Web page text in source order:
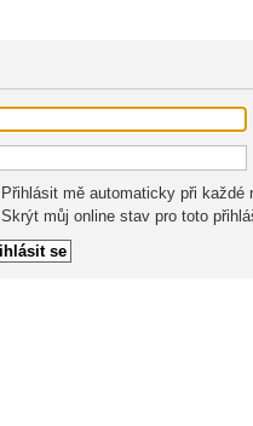
Přihlásit mě automaticky při každé
Skrýt můj online stav pro toto